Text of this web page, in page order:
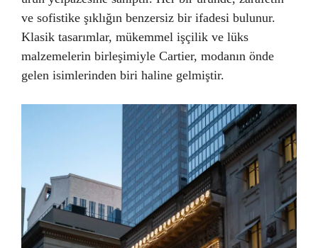
ve sofistike şıklığın benzersiz bir ifadesi bulunur.
Klasik tasarımlar, mükemmel işçilik ve lüks
malzemelerin birleşimiyle Cartier, modanın önde
gelen isimlerinden biri haline gelmiştir.